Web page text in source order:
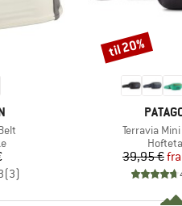
(3)
Artikel
Terravia
39,95 €fra
Rabat
til 20%